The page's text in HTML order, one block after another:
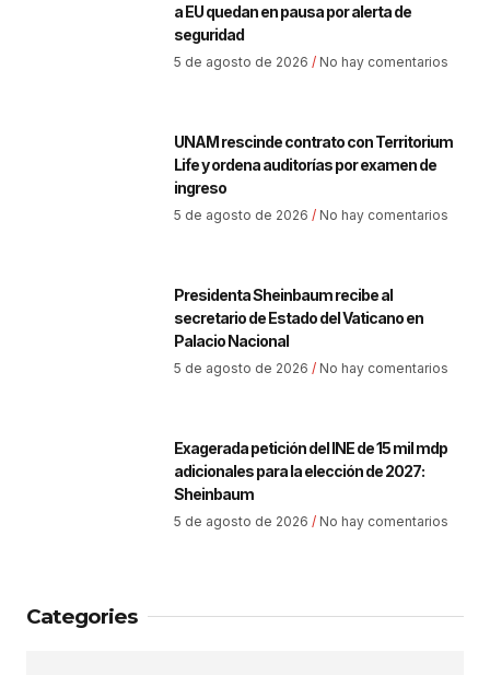
a EU quedan en pausa por alerta de
seguridad
5 de agosto de 2026 No hay comentarios
UNAM rescinde contrato con Territorium
Life y ordena auditorías por examen de
ingreso
5 de agosto de 2026 No hay comentarios
Presidenta Sheinbaum recibe al
secretario de Estado del Vaticano en
Palacio Nacional
5 de agosto de 2026 No hay comentarios
Exagerada petición del INE de 15 mil mdp
adicionales para la elección de 2027:
Sheinbaum
5 de agosto de 2026 No hay comentarios
Categories